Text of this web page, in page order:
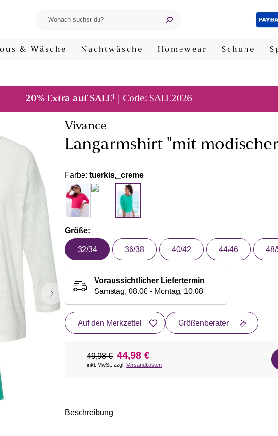
& Wäsche Nachtwäsche Homewear Schuhe
20% Extra auf SALE1 | Code: SALE2026
Vivance
Langarmshirt "mit
Farbe: tuerkis,_creme
Größe:
32/34 36/38 40/42 44/46
Voraussichtlicher Liefertermin
Samstag, 08.08 - Montag, 10.08
Auf den Merkzettel Größenberater
49,98 € 44,98 €
inkl. MwSt. zzgl. Versandkosten
Beschreibung